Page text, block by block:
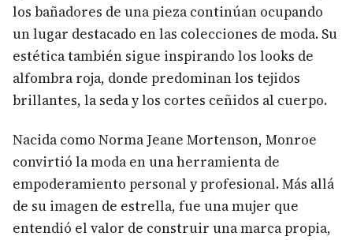
los bañadores de una pieza continúan ocupando
un lugar destacado en las colecciones de moda. Su
estética también sigue inspirando los looks de
alfombra roja, donde predominan los tejidos
brillantes, la seda y los cortes ceñidos al cuerpo.
Nacida como Norma Jeane Mortenson, Monroe
convirtió la moda en una herramienta de
empoderamiento personal y profesional. Más allá
de su imagen de estrella, fue una mujer que
entendió el valor de construir una marca propia,